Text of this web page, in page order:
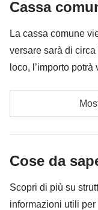
Tutto ciò che
Cassa
La cassa comune
versare sarà di
loco, l’importo
Ingressi ai siti/
Saranda
Rafting
Cose da
Scopri di più su
informazioni utili